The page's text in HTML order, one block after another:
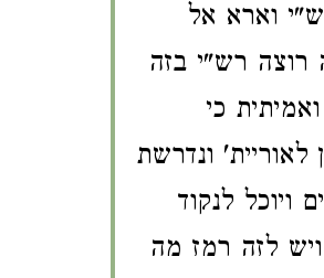
וארא אל
רוצה רש"י בזה
כי
ונדרשת
ויוכל לנקוד
לזה רמז מה